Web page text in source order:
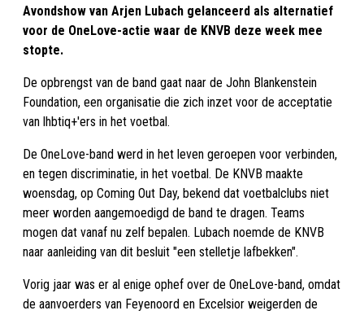
Avondshow van Arjen Lubach gelanceerd als alternatief
voor de OneLove-actie waar de KNVB deze week mee
stopte.
De opbrengst van de band gaat naar de John Blankenstein
Foundation, een organisatie die zich inzet voor de acceptatie
van lhbtiq+'ers in het voetbal.
De OneLove-band werd in het leven geroepen voor verbinden,
en tegen discriminatie, in het voetbal. De KNVB maakte
woensdag, op Coming Out Day, bekend dat voetbalclubs niet
meer worden aangemoedigd de band te dragen. Teams
mogen dat vanaf nu zelf bepalen. Lubach noemde de KNVB
naar aanleiding van dit besluit "een stelletje lafbekken".
Vorig jaar was er al enige ophef over de OneLove-band, omdat
de aanvoerders van Feyenoord en Excelsior weigerden de